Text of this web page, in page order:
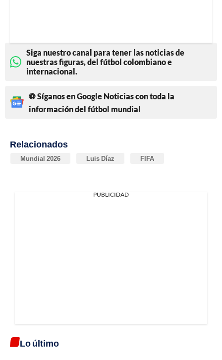
Siga nuestro canal para tener las noticias de
nuestras figuras, del fútbol colombiano e
internacional.
⚽ Síganos en Google Noticias con toda la
información del fútbol mundial
Relacionados
Mundial 2026 Luis Díaz FIFA
PUBLICIDAD
Lo último